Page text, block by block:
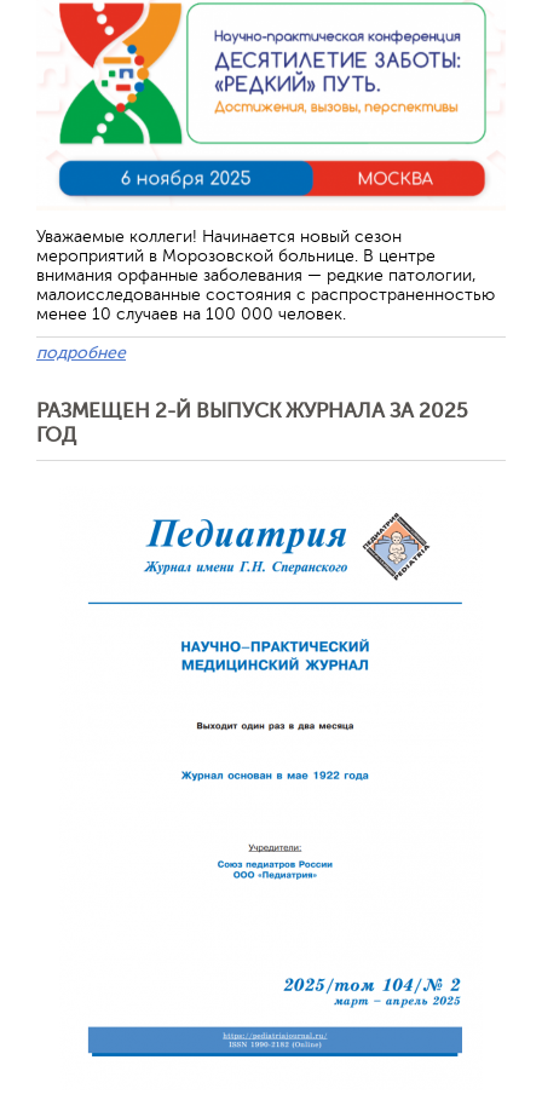
Уважаемые коллеги! Начинается новый сезон
мероприятий в Морозовской больнице. В центре
внимания орфанные заболевания — редкие патологии,
малоисследованные состояния с распространенностью
менее 10 случаев на 100 000 человек.
подробнее
РАЗМЕЩЕН 2-Й ВЫПУСК ЖУРНАЛА ЗА 2025
ГОД